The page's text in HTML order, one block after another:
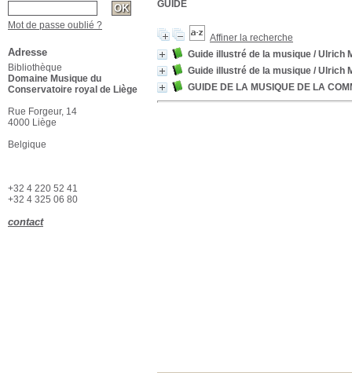
GUIDE
Affiner la recherche
Guide illustré de la musique / Ulrich
Guide illustré de la musique / Ulrich
GUIDE DE LA MUSIQUE DE LA
Mot de passe oublié ?
Adresse
Bibliothèque
Domaine Musique du
Conservatoire royal de Liège
Rue Forgeur, 14
4000 Liège
Belgique
+32 4 220 52 41
+32 4 325 06 80
contact